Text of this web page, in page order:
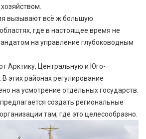
вызывают всё ж большую
где в настоящее время не
на управление глубоководным
Арктику, Центральную и Юго-
этих районах регулирование
на усмотрение отдельных государств.
создать региональные
там, где это целесообразно.